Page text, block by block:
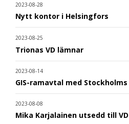
2023-08-28
Nytt kontor i Helsingfors
2023-08-25
Trionas VD lämnar
2023-08-14
GIS-ramavtal med
2023-08-08
Mika Karjalainen utsedd till